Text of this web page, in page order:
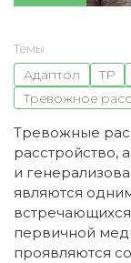
Темы
Адаптол
ТР
Тревожное
Тревожные
расстройство,
и
являются
первичной
проявляются